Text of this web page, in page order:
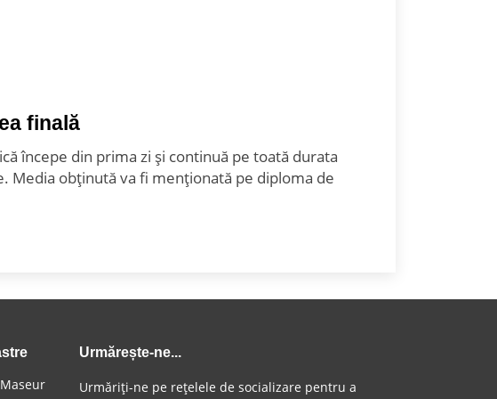
finală
începe din prima zi și continuă pe toată durata
Media obținută va fi menționată pe diploma de
Urmărește-ne...
Urmăriți-ne pe rețelele de socializare pentru a